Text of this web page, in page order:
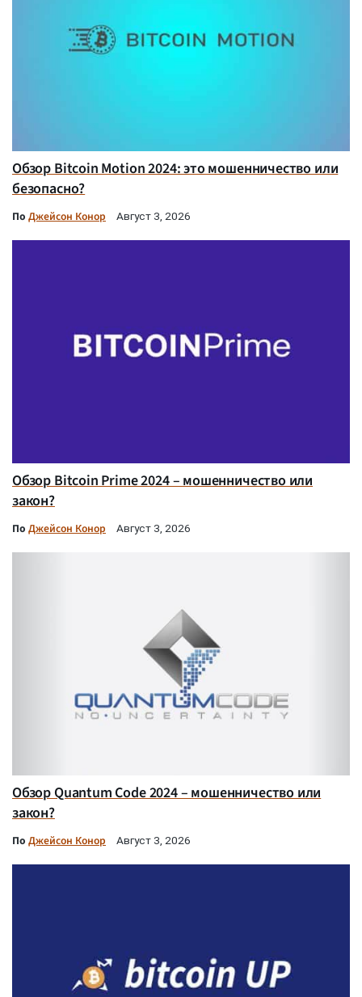
Обзор Bitcoin Motion 2024: это мошенничество или
безопасно?
По Джейсон Конор Август 3, 2026
Обзор Bitcoin Prime 2024 – мошенничество или
закон?
По Джейсон Конор Август 3, 2026
Обзор Quantum Code 2024 – мошенничество или
закон?
По Джейсон Конор Август 3, 2026